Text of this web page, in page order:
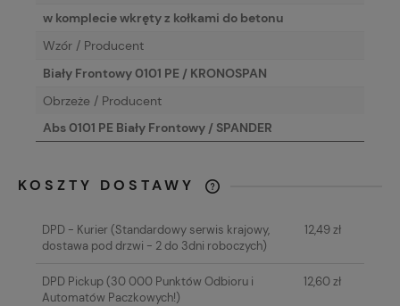
w komplecie wkręty z kołkami do betonu
Wzór / Producent
Biały Frontowy 0101 PE / KRONOSPAN
Obrzeże / Producent
Abs 0101 PE Biały Frontowy / SPANDER
KOSZTY DOSTAWY
KOSZTÓW PŁATNOŚCI
DPD - Kurier(Standardowy serwis krajowy,
dostawa pod drzwi - 2 do 3dni roboczych)
12,49 zł
DPD Pickup(30 000 Punktów Odbioru i
Automatów Paczkowych!)
12,60 zł